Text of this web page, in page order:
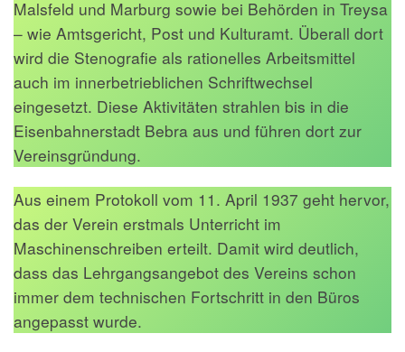
Malsfeld und Marburg sowie bei Behörden in Treysa
– wie Amtsgericht, Post und Kulturamt. Überall dort
wird die Stenografie als rationelles Arbeitsmittel
auch im innerbetrieblichen Schriftwechsel
eingesetzt. Diese Aktivitäten strahlen bis in die
Eisenbahnerstadt Bebra aus und führen dort zur
Vereinsgründung.
Aus einem Protokoll vom 11. April 1937 geht hervor,
das der Verein erstmals Unterricht im
Maschinenschreiben erteilt. Damit wird deutlich,
dass das Lehrgangsangebot des Vereins schon
immer dem technischen Fortschritt in den Büros
angepasst wurde.